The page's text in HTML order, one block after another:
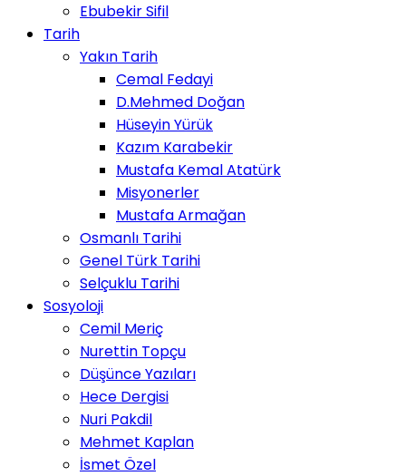
Ebubekir Sifil
Tarih
Yakın Tarih
Cemal Fedayi
D.Mehmed Doğan
Hüseyin Yürük
Kazım Karabekir
Mustafa Kemal Atatürk
Misyonerler
Mustafa Armağan
Osmanlı Tarihi
Genel Türk Tarihi
Selçuklu Tarihi
Sosyoloji
Cemil Meriç
Nurettin Topçu
Düşünce Yazıları
Hece Dergisi
Nuri Pakdil
Mehmet Kaplan
İsmet Özel